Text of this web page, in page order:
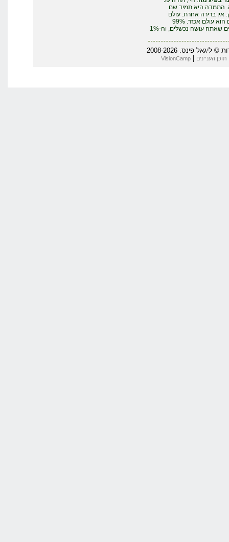
התמדה היא תמיד שם
ברירה אחרת. עולם
העסקים הוא עולם אכזר. 99%
מהדברים שאתה עושה נכשלים, וה-1%
פינס. 2008-2026
תוכן העניינים VisionCamp